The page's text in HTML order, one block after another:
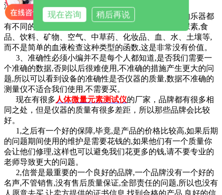
没什么可说的。
2,可以检测很多特殊的测试或某些部分,它是用户的乐器都
有不同的意义,应该是一个很好的工具可以检测头发,尿素,食
品、饮料、矿物、空气、中草药、化妆品、血、水、土壤等,
而不是简单的血液检查这种类型的函数,这是非常没有价值。
3、准确性必须小编并不是每个人都知道,是否我们需要一
个准确的数据,否则以后很难使用,不准确的措施产生更大的问
题,所以可以看到设备的准确性是否仪器的质量,数据不准确的
测量仪不适合我们使用,不需要买。
现在有很多 人体微量元素测试仪的厂家，品牌都有很多相
同之处，但是仪器的质量有很多差距，所以那些品牌会比较
好。
1,之后有一个好的保障,毕竟,是产品的价格比较高,如果后期
的问题期间使用的维护是需要花钱的,如果他们有一个质量你
会让他们修理,这样也可以避免我们花更多的钱,请不要专业的
老师导致更大的问题。
2,信誉是最重要的一个良好的品牌,一个品牌没有一个好的
名声,不管销售,没有售后质量保证,全部责任的问题,所以也没有
现在咨询 稍后再说